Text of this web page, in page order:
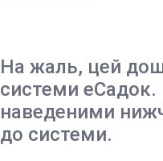
На жаль, цей
системи
наведеними
до системи.